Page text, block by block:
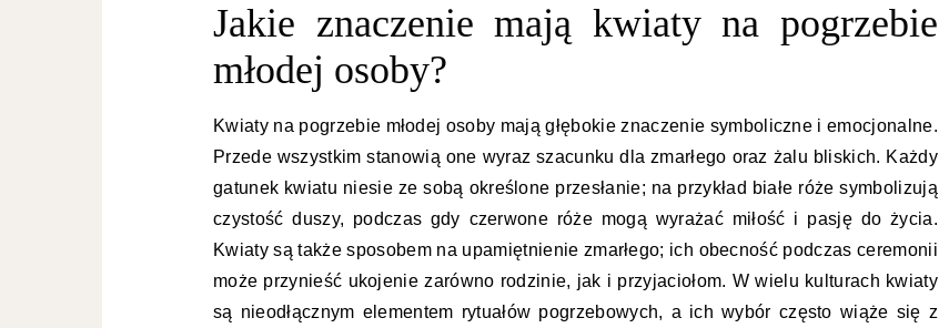
Jakie znaczenie mają kwiaty na pogrzebie
młodej osoby?
Kwiaty na pogrzebie młodej osoby mają głębokie znaczenie symboliczne i emocjonalne.
Przede wszystkim stanowią one wyraz szacunku dla zmarłego oraz żalu bliskich. Każdy
gatunek kwiatu niesie ze sobą określone przesłanie; na przykład białe róże symbolizują
czystość duszy, podczas gdy czerwone róże mogą wyrażać miłość i pasję do życia.
Kwiaty są także sposobem na upamiętnienie zmarłego; ich obecność podczas ceremonii
może przynieść ukojenie zarówno rodzinie, jak i przyjaciołom. W wielu kulturach kwiaty
są nieodłącznym elementem rytuałów pogrzebowych, a ich wybór często wiąże się z